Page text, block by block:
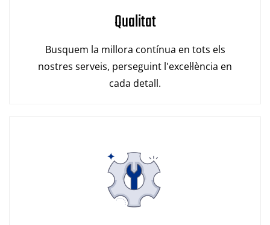
Qualitat
Busquem la millora contínua en tots els
nostres serveis, perseguint l'excel·lència en
cada detall.